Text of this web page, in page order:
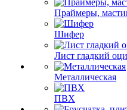
Праймеры,
Шифер
Лист гладкий
Металлическая
ПВХ